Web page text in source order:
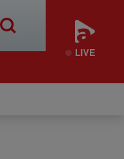
LIVE